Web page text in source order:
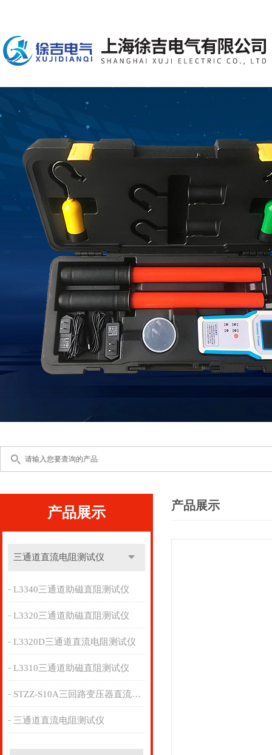
产品展示
三通道直流电阻测试仪
L3340三通道助磁直阻测试仪
L3320三通道助磁直阻测试仪
L3320D三通道直流电阻测试仪
L3310三通道助磁直阻测试仪
STZZ-S10A三回路变压器直流电阻测试仪
三通道直流电阻测试仪
产品展示